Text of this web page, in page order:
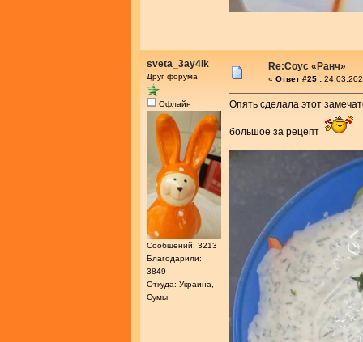
sveta_3ay4ik
Друг форума
Офлайн
Сообщений: 3213
Благодарили:
3849
Откуда: Украина,
Сумы
Re:Соус «Ранч»
« Ответ #25 :
Опять сделала этот
большое за рецепт